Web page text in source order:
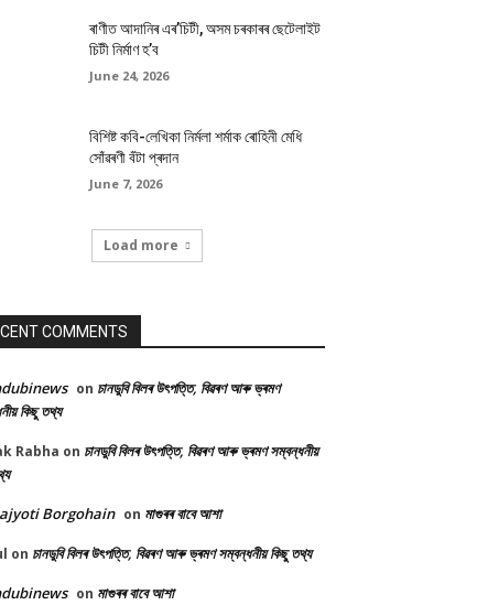
ৰাণীত আদানিৰ এৰ’চিটী, অসম চৰকাৰৰ ছেটেলাইট
চিটী নিৰ্মাণ হ’ব
June 24, 2026
বিশিষ্ট কবি-লেখিকা নিৰ্মলা শৰ্মাক ৰোহিনী মেধি
সোঁৱৰণী বঁটা প্ৰদান
June 7, 2026
Load more
COMMENTS
on চানডুবি বিলৰ উৎপত্তি, বিৱৰণ আৰু ভ্ৰমণ
কিছু তথ্য
Rabha on চানডুবি বিলৰ উৎপত্তি, বিৱৰণ আৰু ভ্ৰমণ সম্বন্ধনীয়
Borgohain on মাগুৰৰ বাবে আশা
on চানডুবি বিলৰ উৎপত্তি, বিৱৰণ আৰু ভ্ৰমণ সম্বন্ধনীয় কিছু তথ্য
on মাগুৰৰ বাবে আশা